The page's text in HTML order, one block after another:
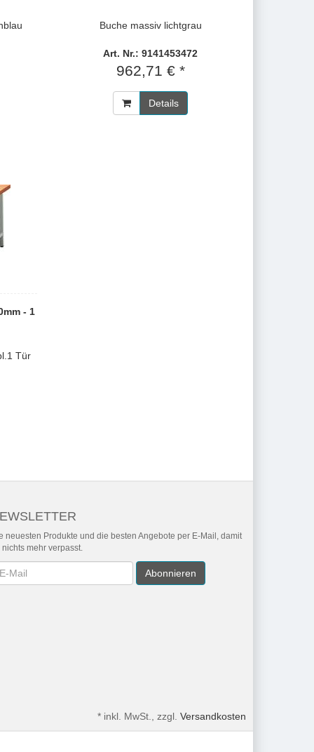
Buche massiv lichtgrau
Art. Nr.: 9141453472
962,71 € *
Details
- 1
Tür
neuesten Produkte und die besten Angebote per E-Mail, damit
nichts mehr verpasst.
Abonnieren
* inkl. MwSt., zzgl. Versandkosten